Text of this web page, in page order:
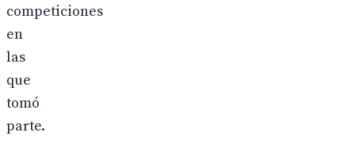
competiciones
en
las
que
tomó
parte.